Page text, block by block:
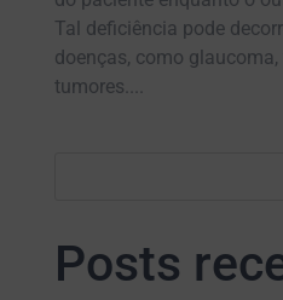
Tal deficiência pode
doenças, como
tumores....
Posts